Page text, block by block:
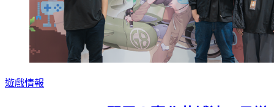
遊戲情報